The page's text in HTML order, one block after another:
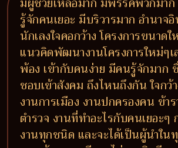
รู้จักคนเยอะ มีบริวารมาก อำนา
นักเลงใจคอกว้าง โครงการขนาด
แนวคิดพัฒนางานโครงการใหม่ๆ
พ้อง เข้ากับคนง่าย มีคนรู้จักมาก
ชอบเข้าสังคม ถึงไหนถึงกัน ใจกว้
งานการเมือง งานปกครองคน ข้า
ตำรวจ งานที่ทำอะไรกับคนเยอะๆ
งานทุกชนิด และจะได้เป็นผู้นำใน